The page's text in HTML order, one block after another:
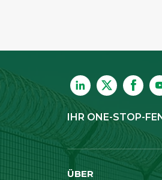
IHR ONE-STOP-
ÜBER